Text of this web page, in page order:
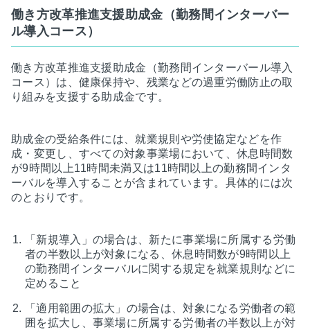
働き方改革推進支援助成金（勤務間インターバー
ル導入コース）
働き方改革推進支援助成金（勤務間インターバール導入
コース）は、健康保持や、残業などの過重労働防止の取
り組みを支援する助成金です。
助成金の受給条件には、就業規則や労使協定などを作
成・変更し、すべての対象事業場において、休息時間数
が9時間以上11時間未満又は11時間以上の勤務間インタ
ーバルを導入することが含まれています。具体的には次
のとおりです。
「新規導入」の場合は、新たに事業場に所属する労働
者の半数以上が対象になる、休息時間数が9時間以上
の勤務間インターバルに関する規定を就業規則などに
定めること
「適用範囲の拡大」の場合は、対象になる労働者の範
囲を拡大し、事業場に所属する労働者の半数以上が対